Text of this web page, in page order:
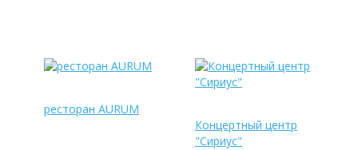
ресторан AURUM
Концертный центр
"Сириус"